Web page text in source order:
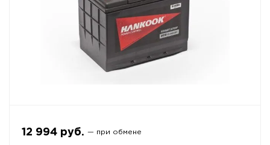
12 994 руб. — при обмене